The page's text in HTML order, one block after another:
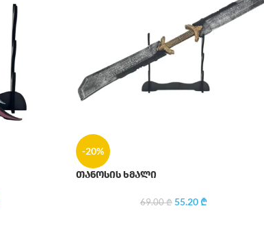
-20%
თანოსის ხმალი
69.00₾ 55.20₾